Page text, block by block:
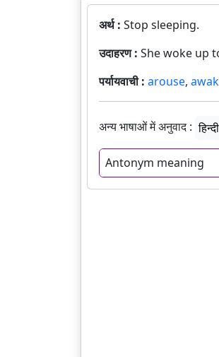
अर्थ : Stop sleeping.
उदाहरण : She woke up
पर्यायवाची : arouse,
अन्य भाषाओं में अनुवाद : हिन्दी
Antonym meaning